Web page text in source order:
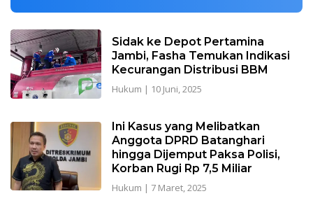
Sidak ke Depot Pertamina
Jambi, Fasha Temukan Indikasi
Kecurangan Distribusi BBM
Hukum | 10 Juni, 2025
Ini Kasus yang Melibatkan
Anggota DPRD Batanghari
hingga Dijemput Paksa Polisi,
Korban Rugi Rp 7,5 Miliar
Hukum | 7 Maret, 2025